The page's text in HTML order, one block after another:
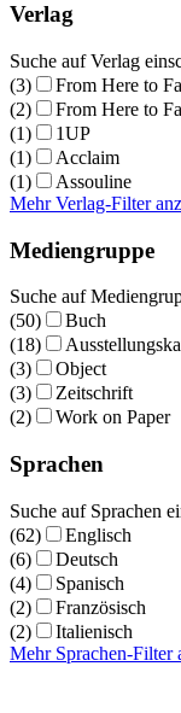
Verlag
Suche auf Verlag
(3)
From Here to
(2)
From Here to
(1)
1UP
(1)
Acclaim
(1)
Assouline
Mehr Verlag-Filter
Mediengruppe
Suche auf
(50)
Buch
(18)
(3)
Object
(3)
Zeitschrift
(2)
Work on Paper
Sprachen
Suche auf Sprachen
(62)
Englisch
(6)
Deutsch
(4)
Spanisch
(2)
Französisch
(2)
Italienisch
Mehr Sprachen-Filter